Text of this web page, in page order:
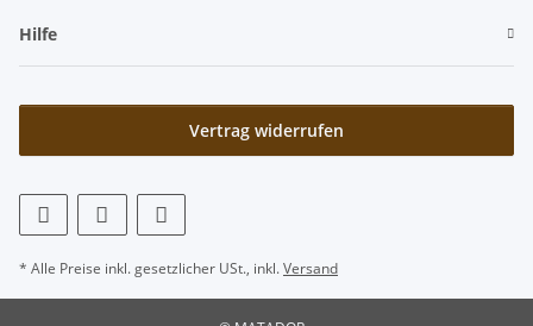
Hilfe
Vertrag widerrufen
* Alle Preise inkl. gesetzlicher USt., inkl.Versand